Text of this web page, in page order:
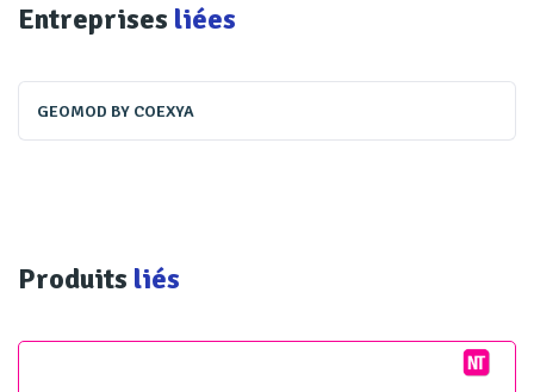
Entreprises liées
GEOMOD BY COEXYA
Produits liés